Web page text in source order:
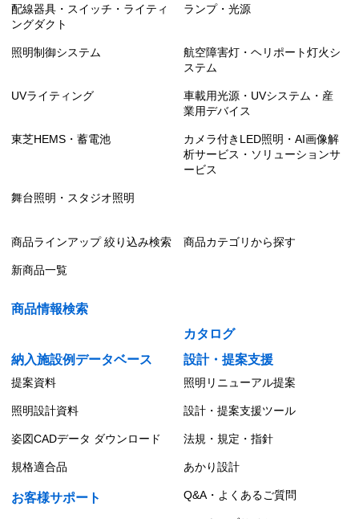
配線器具・スイッチ・ライティ
ングダクト
ランプ・光源
照明制御システム
航空障害灯・ヘリポート灯火シ
ステム
UVライティング
車載用光源・UVシステム・産
業用デバイス
東芝HEMS・蓄電池
カメラ付きLED照明・AI画像解
析サービス・ソリューションサ
ービス
舞台照明・スタジオ照明
商品ラインアップ 絞り込み検索 商品カテゴリから探す
新商品一覧
商品情報検索
カタログ
納入施設例データベース
設計・提案支援
提案資料 照明リニューアル提案
照明設計資料 設計・提案支援ツール
姿図CADデータ ダウンロード 法規・規定・指針
規格適合品 あかり設計
お客様サポート Q&A・よくあるご質問